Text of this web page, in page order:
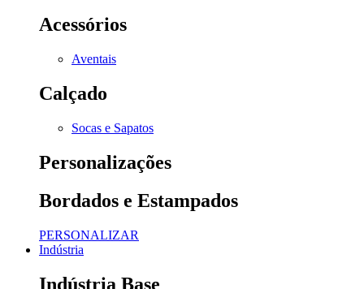
Acessórios
Aventais
Calçado
Socas e Sapatos
Personalizações
Bordados e Estampados
PERSONALIZAR
Indústria
Indústria Base